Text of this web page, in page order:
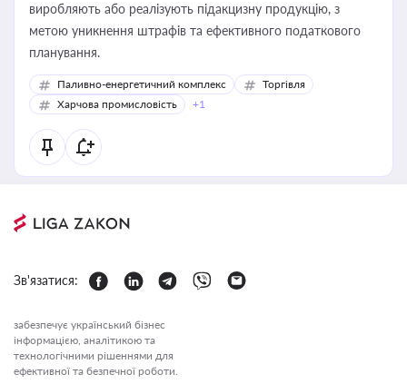
виробляють або реалізують підакцизну продукцію, з
метою уникнення штрафів та ефективного податкового
планування.
Паливно-енергетичний комплекс
Торгівля
Харчова промисловість
+1
Зв'язатися:
забезпечує український бізнес
інформацією, аналітикою та
технологічними рішеннями для
ефективної та безпечної роботи.